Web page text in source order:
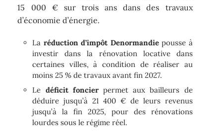
15 000 € sur trois ans dans des travaux
d’économie d’énergie.
La réduction d’impôt Denormandiepousse à
investir dans la rénovation locative dans
certaines villes, à condition de réaliser au
moins 25 % de travaux avant fin 2027.
Le déficit foncierpermet aux bailleurs de
déduire jusqu’à 21 400 € de leurs revenus
jusqu’à la fin 2025, pour des rénovations
lourdes sous le régime réel.